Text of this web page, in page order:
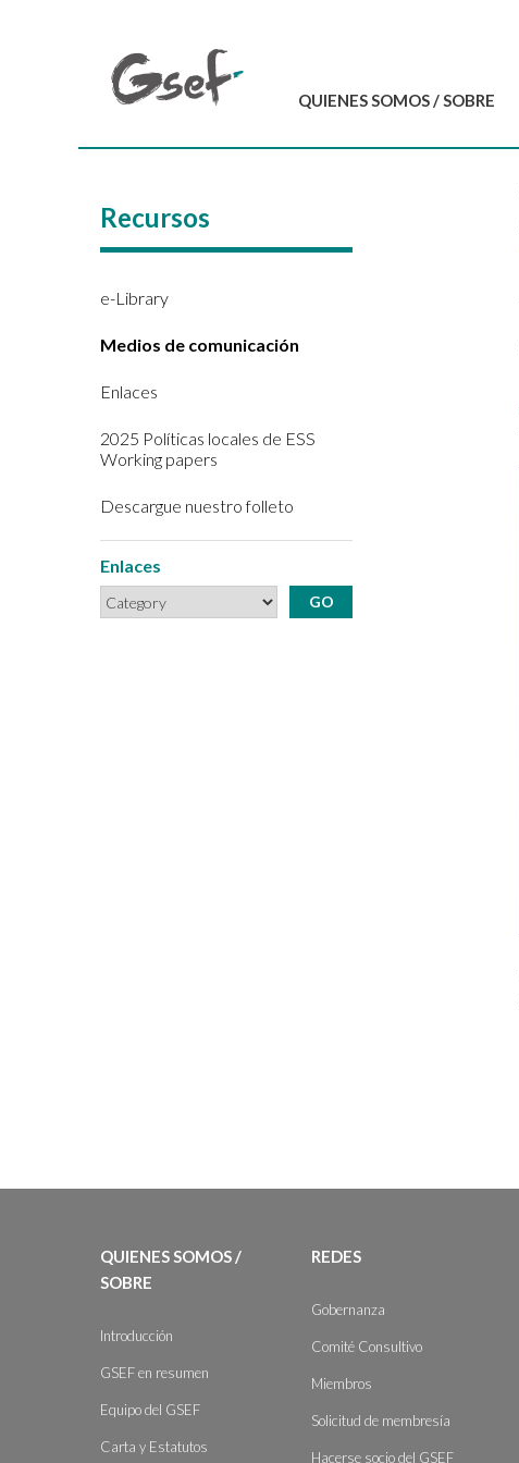
QUIENES SOMOS / SOBRE
Recursos
e-Library
Medios de comunicación
Enlaces
2025 Políticas locales de ESS
Working papers
Descargue nuestro folleto
Enlaces
QUIENES SOMOS /
SOBRE
Introducción
GSEF en resumen
Equipo del GSEF
Carta y Estatutos
REDES
Gobernanza
Comité Consultivo
Miembros
Solicitud de membresía
Hacerse socio del GSEF